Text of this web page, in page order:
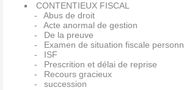
CONTENTIEUX FISCAL
Abus de droit
Acte anormal de gestion
De la preuve
Examen de situation fiscale
ISF
Prescrition et délai de reprise
Recours gracieux
succession